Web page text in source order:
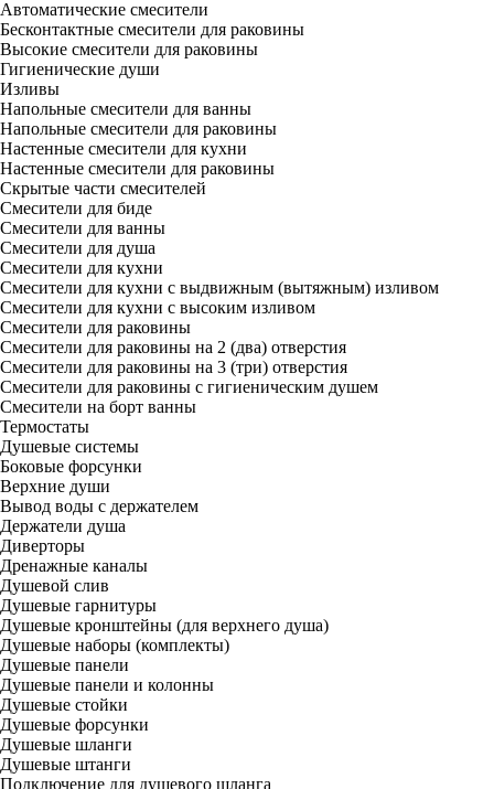
Автоматические смесители
Бесконтактные смесители для раковины
Высокие смесители для раковины
Гигиенические души
Изливы
Напольные смесители для ванны
Напольные смесители для раковины
Настенные смесители для кухни
Настенные смесители для раковины
Скрытые части смесителей
Смесители для биде
Смесители для ванны
Смесители для душа
Смесители для кухни
Смесители для кухни с выдвижным (вытяжным) изливом
Смесители для кухни с высоким изливом
Смесители для раковины
Смесители для раковины на 2 (два) отверстия
Смесители для раковины на 3 (три) отверстия
Смесители для раковины с гигиеническим душем
Смесители на борт ванны
Термостаты
Душевые системы
Боковые форсунки
Верхние души
Вывод воды с держателем
Держатели душа
Диверторы
Дренажные каналы
Душевой слив
Душевые гарнитуры
Душевые кронштейны (для верхнего душа)
Душевые наборы (комплекты)
Душевые панели
Душевые панели и колонны
Душевые стойки
Душевые форсунки
Душевые шланги
Душевые штанги
Подключение для душевого шланга